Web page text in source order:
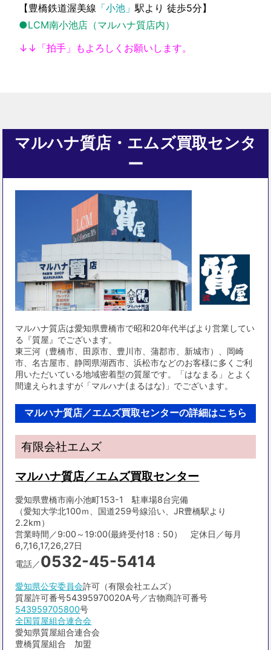
【豊橋鉄道渥美線 「小池」駅より 徒歩5分】
●LCM南小池店（マルハナ質店内）
↓↓「拍手」もよろしくお願いします。
マルハナ質店・エムズ買取センタ
ー
マルハナ質店は愛知県豊橋市で昭和20年代半ばより営業してい
る『質屋』でございます。
東三河（豊橋市、田原市、豊川市、蒲郡市、新城市）、岡崎
市、名古屋市、静岡県湖西市、浜松市などのお客様に多くご利
用いただいている地域密着型の質屋です。「はなまる」とよく
間違えられますが「マルハナ(まるはな)」でございます。
マルハナ質店／エムズ買取センターの詳細はこちら
有限会社エムズ
マルハナ質店／エムズ買取センター
愛知県豊橋市南小池町153-1 駐車場8台完備
（愛知大学北100ｍ、国道259号線沿い、JR豊橋駅より
2.2km）
営業時間／9:00～19:00(最終受付18：50） 定休日／毎月
6,7,16,17,26,27日
電話／0532-45-5414
愛知県公安委員会許可（有限会社エムズ）
質屋許可番号54395970020A号／古物商許可番号
543959705800号
全国質屋組合連合会
愛知県質屋組合連合会
豊橋質屋組合 加盟